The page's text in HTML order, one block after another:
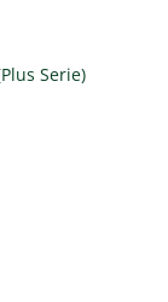
Serie)